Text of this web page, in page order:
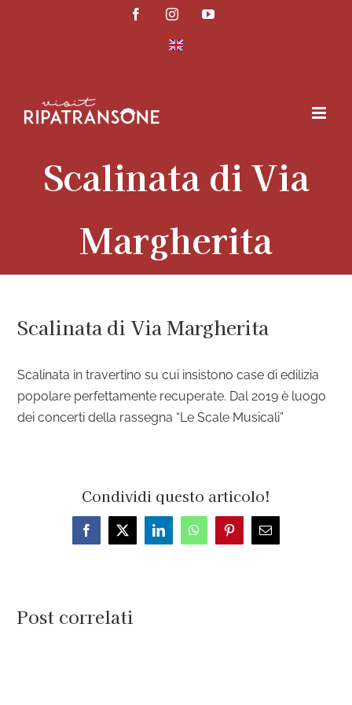
FacebookInstagramYouTube
Scalinata di Via
Margherita
Scalinata di Via Margherita
Scalinata in travertino su cui insistono case di edilizia
popolare perfettamente recuperate. Dal 2019 è luogo
dei concerti della rassegna “Le Scale Musicali”
Condividi questo articolo!
Facebook
X LinkedInWhatsAppPinterestEmail
Post correlati